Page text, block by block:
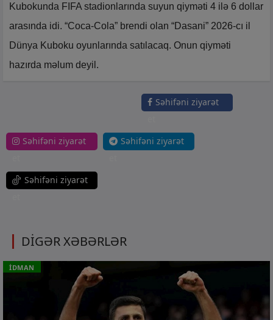
Kubokunda FIFA stadionlarında suyun qiyməti 4 ilə 6 dollar
arasında idi. “Coca-Cola” brendi olan “Dasani” 2026-cı il
Dünya Kuboku oyunlarında satılacaq. Onun qiyməti
hazırda məlum deyil.
Səhifəni ziyarət
Səhifəni ziyarət
Səhifəni ziyarət
Səhifəni ziyarət
DİGƏR XƏBƏRLƏR
İDMAN